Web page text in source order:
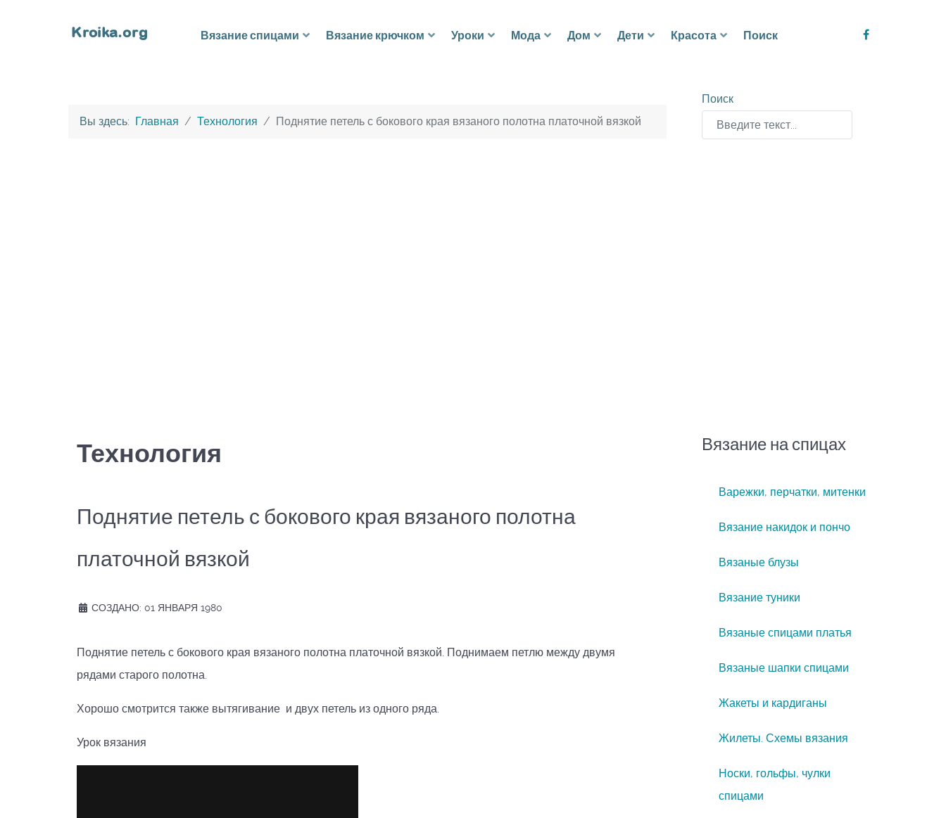
Вязание спицами Вязание крючком Уроки Мода Дом Дети Красота Поиск
Вы здесь: Главная Технология Поднятие петель с бокового края вязаного полотна платочной вязкой
Поиск
Технология
Поднятие петель с бокового края вязаного полотна
платочной вязкой
СОЗДАНО: 01 ЯНВАРЯ 1980
Поднятие петель с бокового края вязаного полотна платочной вязкой. Поднимаем петлю между двумя
рядами старого полотна.
Хорошо смотрится также вытягивание и двух петель из одного ряда.
Урок вязания
Вязание на спицах
Варежки, перчатки, митенки
Вязание накидок и пончо
Вязаные блузы
Вязание туники
Вязаные спицами платья
Вязаные шапки спицами
Жакеты и кардиганы
Жилеты. Схемы вязания
Носки, гольфы, чулки
спицами